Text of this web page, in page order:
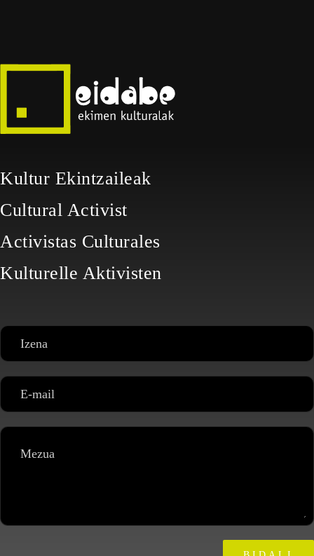
Kultur Ekintzaileak
Cultural Activist
Activistas Culturales
Kulturelle Aktivisten